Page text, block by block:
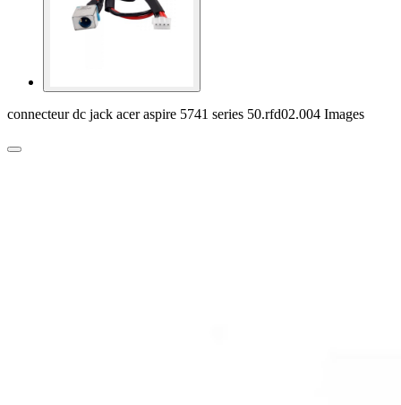
connecteur dc jack acer aspire 5741 series 50.rfd02.004 Images